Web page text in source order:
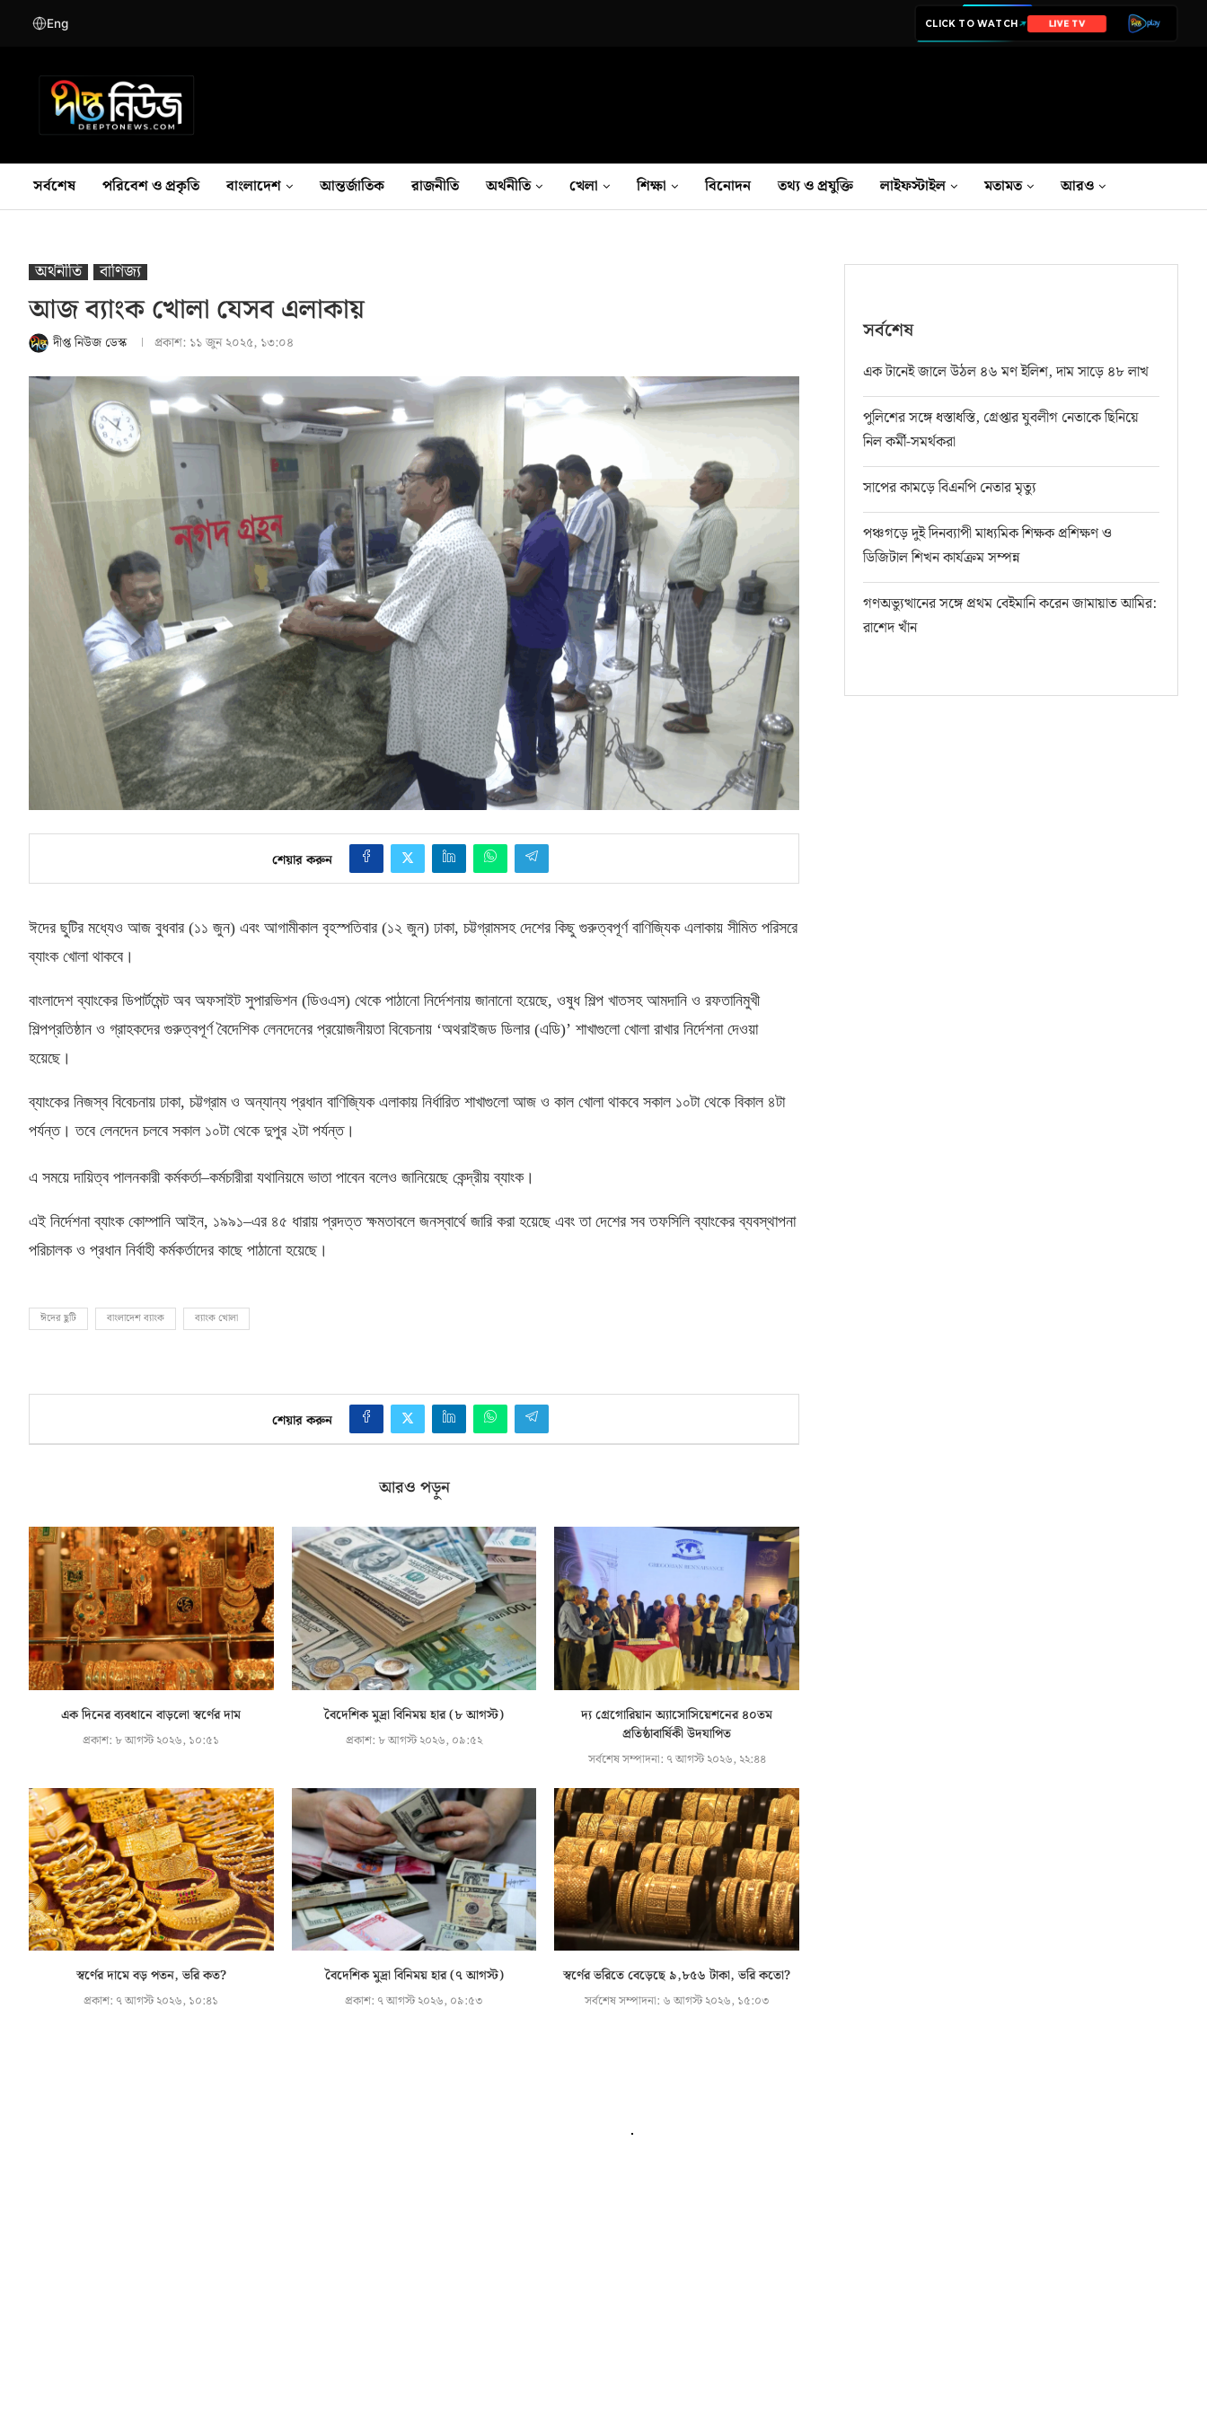
Eng CLICK TO WATCH LIVE TV
সর্বশেষ পরিবেশ ও প্রকৃতি বাংলাদেশ আন্তর্জাতিক রাজনীতি অর্থনীতি খেলা শিক্ষা বিনোদন তথ‍্য ও প্রযুক্তি লাইফস্টাইল মতামত আরও
অর্থনীতি বাণিজ্য
আজ ব্যাংক খোলা যেসব এলাকায়
দীপ্ত নিউজ ডেস্ক প্রকাশ: ১১ জুন ২০২৫, ১৩:০৪
শেয়ার করুন
ঈদের ছুটির মধ্যেও আজ বুধবার (১১ জুন) এবং আগামীকাল বৃহস্পতিবার (১২ জুন) ঢাকা, চট্টগ্রামসহ দেশের কিছু গুরুত্বপূর্ণ বাণিজ্যিক এলাকায় সীমিত পরিসরে
ব্যাংক খোলা থাকবে।
বাংলাদেশ ব্যাংকের ডিপার্টমেন্ট অব অফসাইট সুপারভিশন (ডিওএস) থেকে পাঠানো নির্দেশনায় জানানো হয়েছে, ওষুধ শিল্প খাতসহ আমদানি ও রফতানিমুখী
শিল্পপ্রতিষ্ঠান ও গ্রাহকদের গুরুত্বপূর্ণ বৈদেশিক লেনদেনের প্রয়োজনীয়তা বিবেচনায় ‘অথরাইজড ডিলার (এডি)’ শাখাগুলো খোলা রাখার নির্দেশনা দেওয়া
হয়েছে।
ব্যাংকের নিজস্ব বিবেচনায় ঢাকা, চট্টগ্রাম ও অন্যান্য প্রধান বাণিজ্যিক এলাকায় নির্ধারিত শাখাগুলো আজ ও কাল খোলা থাকবে সকাল ১০টা থেকে বিকাল ৪টা
পর্যন্ত। তবে লেনদেন চলবে সকাল ১০টা থেকে দুপুর ২টা পর্যন্ত।
এ সময়ে দায়িত্ব পালনকারী কর্মকর্তা–কর্মচারীরা যথানিয়মে ভাতা পাবেন বলেও জানিয়েছে কেন্দ্রীয় ব্যাংক।
এই নির্দেশনা ব্যাংক কোম্পানি আইন, ১৯৯১–এর ৪৫ ধারায় প্রদত্ত ক্ষমতাবলে জনস্বার্থে জারি করা হয়েছে এবং তা দেশের সব তফসিলি ব্যাংকের ব্যবস্থাপনা
পরিচালক ও প্রধান নির্বাহী কর্মকর্তাদের কাছে পাঠানো হয়েছে।
ঈদের ছুটি বাংলাদেশ ব্যাংক ব্যাংক খোলা
শেয়ার করুন
আরও পড়ুন
এক দিনের ব্যবধানে বাড়লো স্বর্ণের দাম
প্রকাশ: ৮ আগস্ট ২০২৬, ১০:৫১
বৈদেশিক মুদ্রা বিনিময় হার (৮ আগস্ট)
প্রকাশ: ৮ আগস্ট ২০২৬, ০৯:৫২
দ্য গ্রেগোরিয়ান অ্যাসোসিয়েশনের ৪০তম
প্রতিষ্ঠাবার্ষিকী উদযাপিত
সর্বশেষ সম্পাদনা: ৭ আগস্ট ২০২৬, ২২:৪৪
স্বর্ণের দামে বড় পতন, ভরি কত?
প্রকাশ: ৭ আগস্ট ২০২৬, ১০:৪১
বৈদেশিক মুদ্রা বিনিময় হার (৭ আগস্ট)
প্রকাশ: ৭ আগস্ট ২০২৬, ০৯:৫৩
স্বর্ণের ভরিতে বেড়েছে ৯,৮৫৬ টাকা, ভরি কতো?
সর্বশেষ সম্পাদনা: ৬ আগস্ট ২০২৬, ১৫:০৩
সর্বশেষ
এক টানেই জালে উঠল ৪৬ মণ ইলিশ, দাম সাড়ে ৪৮ লাখ
পুলিশের সঙ্গে ধস্তাধস্তি, গ্রেপ্তার যুবলীগ নেতাকে ছিনিয়ে
নিল কর্মী-সমর্থকরা
সাপের কামড়ে বিএনপি নেতার মৃত্যু
পঞ্চগড়ে দুই দিনব্যাপী মাধ্যমিক শিক্ষক প্রশিক্ষণ ও
ডিজিটাল শিখন কার্যক্রম সম্পন্ন
গণঅভ্যুত্থানের সঙ্গে প্রথম বেইমানি করেন জামায়াত আমির:
রাশেদ খাঁন